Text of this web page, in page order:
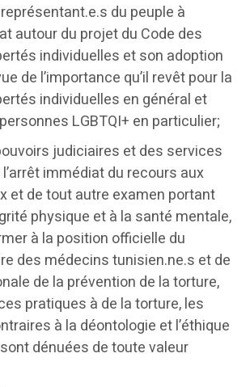
du peuple à
autour du projet du Code des
individuelles et son adoption
de l’importance qu’il revêt pour la
individuelles en général et
LGBTQI+ en particulier;
judiciaires et des services
immédiat du recours aux
et de tout autre examen portant
physique et à la santé mentale,
à la position officielle du
des médecins tunisien.ne.s et de
de la prévention de la torture,
pratiques à de la torture, les
à la déontologie et l’éthique
dénuées de toute valeur